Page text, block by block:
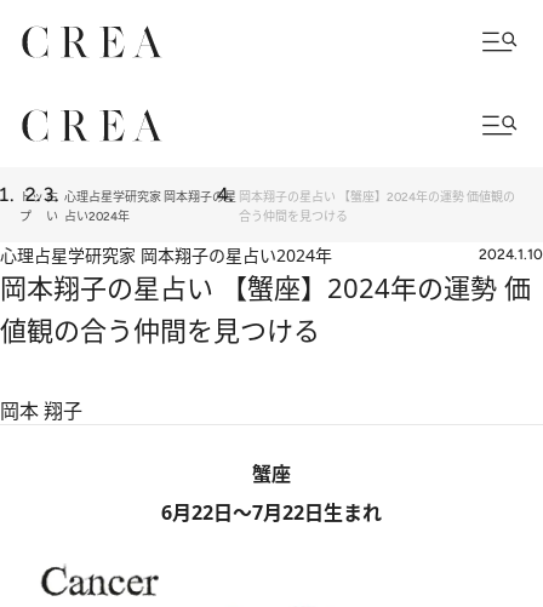
トッ
プ
占
い
心理占星学研究家 岡本翔子の星
占い2024年
岡本翔子の星占い 【蟹座】2024年の運勢 価値観の
合う仲間を見つける
心理占星学研究家 岡本翔子の星占い2024年 2024.1.10
岡本翔子の星占い 【蟹座】2024年の運勢 価
値観の合う仲間を見つける
岡本 翔子
蟹座
6月22日～7月22日生まれ